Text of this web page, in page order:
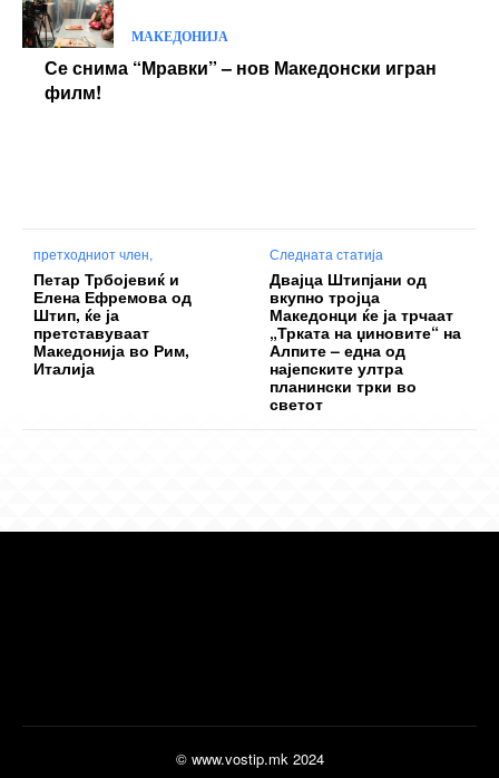
МАКЕДОНИЈА
Се снима “Мравки” – нов Македонски игран
филм!
претходниот член,
Петар Трбојевиќ и
Елена Ефремова од
Штип, ќе ја
претставуваат
Македонија во Рим,
Италија
Следната статија
Двајца Штипјани од
вкупно тројца
Македонци ќе ја трчаат
„Трката на џиновите“ на
Алпите – една од
најепските ултра
планински трки во
светот
© www.vostip.mk 2024